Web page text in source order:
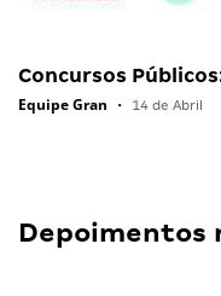
Concursos
Equipe Gran • 14 de Abril
Depoimentos